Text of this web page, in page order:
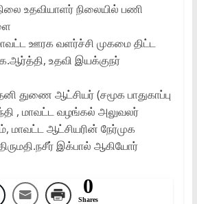
உதவியாளர்‌ நிலையில்‌ பணி
ஊரக வளர்ச்சி முகமை திட்ட
உதவி இயக்குநர்‌
துணை ஆட்சியர்‌ (சமூக பாதுகாப்பு
, மாவட்ட வழங்கல்‌ அலுவலர்‌
மாவட்ட ஆட்சியரின்‌ நேர்முக
இக்பால்‌ ஆகியோர்‌
0
Shares